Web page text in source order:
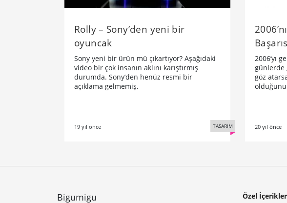
Rolly – Sony’den yeni bir
oyuncak
Sony yeni bir ürün mü çıkartıyor? Aşağıdaki
video bir çok insanın aklını karıştırmış
durumda. Sony’den henüz resmi bir
açıklama gelmemiş.
19 yıl önce TASARIM
2006’yı
günlerde
göz
20 yıl önce
Bigumigu
Özel İçerikler